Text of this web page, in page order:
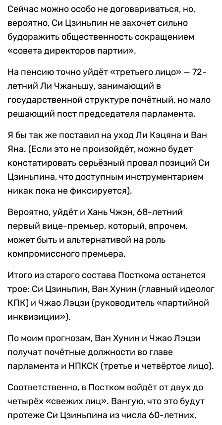
Сейчас можно особо не договариваться, но,
вероятно, Си Цзиньпин не захочет сильно
будоражить общественность сокращением
«совета директоров партии».
На пенсию точно уйдёт «третьего лицо» — 72-
летний Ли Чжаньшу, занимающий в
государственной структуре почётный, но мало
решающий пост председателя парламента.
Я бы так же поставил на уход Ли Кэцяна и Ван
Яна. (Если это не произойдёт, можно будет
констатировать серьёзный провал позиций Си
Цзиньпина, что доступным инструментарием
никак пока не фиксируется).
Вероятно, уйдёт и Хань Чжэн, 68-летний
первый вице-премьер, который, впрочем,
может быть и альтернативой на роль
компромиссного премьера.
Итого из старого состава Посткома останется
трое: Си Цзиньпин, Ван Хунин (главный идеолог
КПК) и Чжао Лэцзи (руководитель «партийной
инквизиции»).
По моим прогнозам, Ван Хунин и Чжао Лэцзи
получат почётные должности во главе
парламента и НПКСК (третье и четвёртое лицо).
Соответственно, в Постком войдёт от двух до
четырёх «свежих лиц». Вангую, что это будут
протеже Си Цзиньпина из числа 60-летних,